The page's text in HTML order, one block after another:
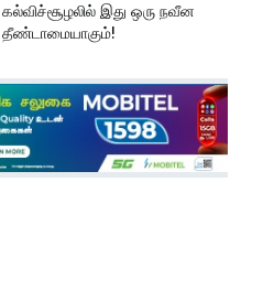
கல்விச்சூழலில் இது ஒரு நவீன
தீண்டாமையாகும்!
தமிழர் பகுதிகளில் ஏன் இவ்வாறு
நடக்கிறது?
அரசின் மீது மேலும் சந்தேகத்தை